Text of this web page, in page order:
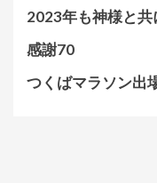
2023年も神様と共
感謝70
つくばマラソン出